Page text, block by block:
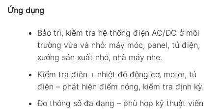
Ứng dụng
Bảo trì, kiểm tra hệ thống điện AC/DC ở môi
trường vừa và nhỏ: máy móc, panel, tủ điện,
xưởng sản xuất nhỏ, nhà máy nhẹ.
Kiểm tra điện + nhiệt độ động cơ, motor, tủ
điện – phát hiện điểm nóng, kiểm tra định kỳ.
Đo thông số đa dạng – phù hợp kỹ thuật viên